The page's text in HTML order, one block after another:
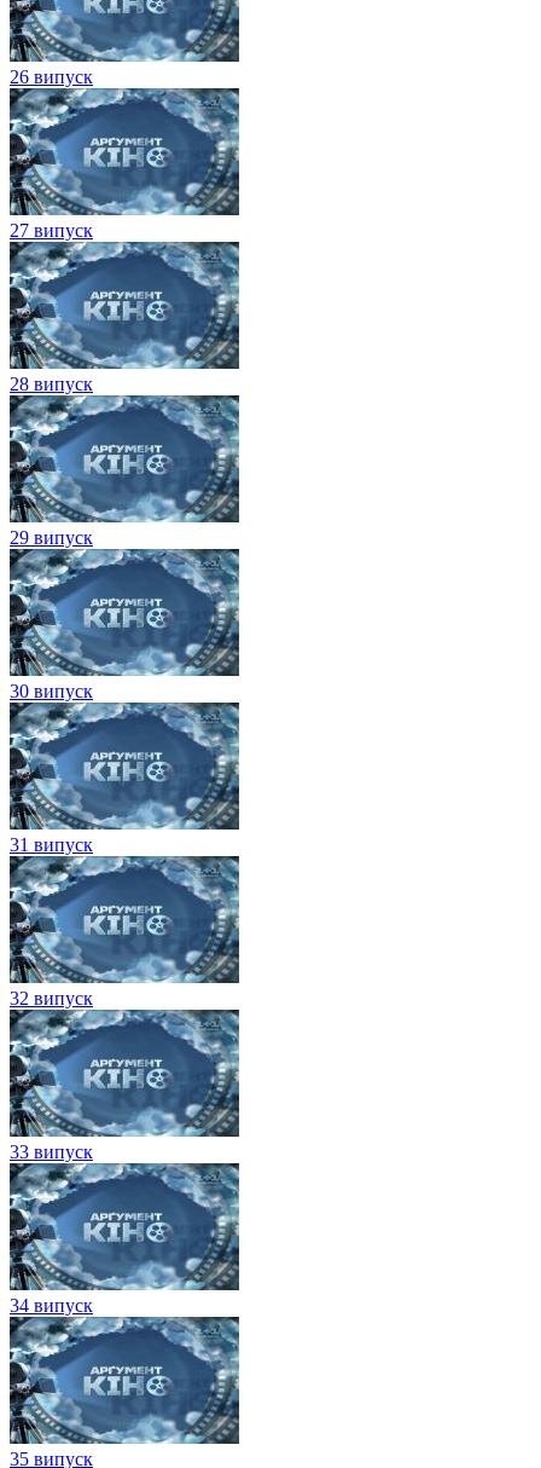
26 випуск
27 випуск
28 випуск
29 випуск
30 випуск
31 випуск
32 випуск
33 випуск
34 випуск
35 випуск